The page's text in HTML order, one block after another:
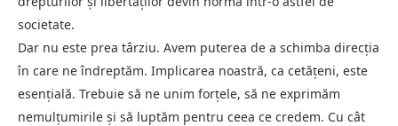
societate.
Dar nu este prea târziu. Avem puterea de a schimba direcția
în care ne îndreptăm. Implicarea noastră, ca cetățeni, este
esențială. Trebuie să ne unim forțele, să ne exprimăm
nemulțumirile și să luptăm pentru ceea ce credem. Cu cât